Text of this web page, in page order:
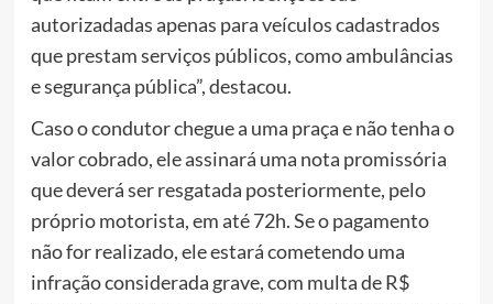
autorizadadas apenas para veículos cadastrados
que prestam serviços públicos, como ambulâncias
e segurança pública”, destacou.
Caso o condutor chegue a uma praça e não tenha o
valor cobrado, ele assinará uma nota promissória
que deverá ser resgatada posteriormente, pelo
próprio motorista, em até 72h. Se o pagamento
não for realizado, ele estará cometendo uma
infração considerada grave, com multa de R$